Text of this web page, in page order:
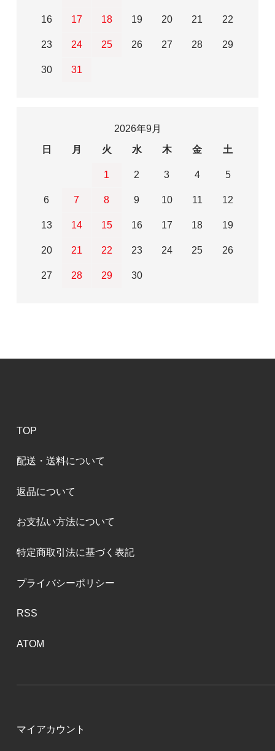
16 17 18 19 20 21 22
23 24 25 26 27 28 29
30 31
2026年9月
日
月 火 水 木 金 土
1 2 3 4 5
6 7 8 9 10 11 12
13 14 15 16 17 18 19
20 21 22 23 24 25 26
27 28 29 30
TOP
配送・送料について
返品について
お支払い方法について
特定商取引法に基づく表記
プライバシーポリシー
RSS
ATOM
マイアカウント